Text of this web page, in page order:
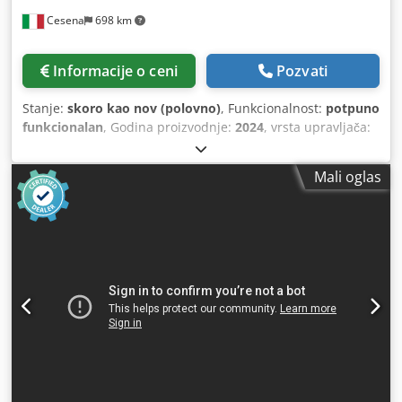
daljinski upravljač Ekološki režimi rada === STANJE ===
testiran od strane sertifikovanih stručnjaka. Moguća je
inspekcija na zahtev. === LOKACIJA I CENA === Lokacija:
81.500 € (EXW / plus PDV). Pouzdane mašine iz prve ruke,
sa kompletnom istorijom servisiranja i profesionalnom
tehničkom podrškom. Iskoristite prednosti jednog od
najvećih evropskih zaliha novih i polovnih mašina. Sve
mašine su potpuno proverene, CE sertifikovane i spremne
za upotrebu. Rezervni delovi i tehnička podrška dostupni
organizuje logistički tim kompanije Collé Rental & Sales.
Cesena 698 km
Informacije o ceni Pozvati
Stanje: skoro kao nov (polovno), Funkcionalnost: potpuno
funkcionalan, Godina proizvodnje: 2024, vrsta upravljača:
, stepen automatizacije:
aktuacije:hidraulični, proizvođač kontrolera:SIEMENS,
model kontrolera:
, prečnik donjeg
valjka:150 mm
bočnog valjka:
lima od nerđajućeg čelika (maks.):4 mm, maks. debljina
aluminijskog lima:6 mm, debljina lima (mesing) maks.:
, debljina lima bakra (maks.):
Mali oglas